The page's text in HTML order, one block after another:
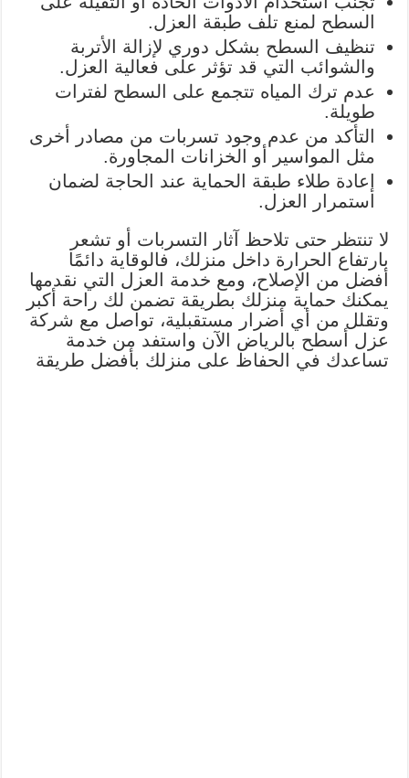
السطح لمنع تلف طبقة العزل.
تنظيف السطح بشكل دوري لإزالة الأتربة
والشوائب التي قد تؤثر على فعالية العزل.
عدم ترك المياه تتجمع على السطح لفترات
طويلة.
التأكد من عدم وجود تسربات من مصادر أخرى
مثل المواسير أو الخزانات المجاورة.
إعادة طلاء طبقة الحماية عند الحاجة لضمان
استمرار العزل.
لا تنتظر حتى تلاحظ آثار التسربات أو تشعر
بارتفاع الحرارة داخل منزلك، فالوقاية دائمًا
أفضل من الإصلاح، ومع خدمة العزل التي نقدمها
يمكنك حماية منزلك بطريقة تضمن لك راحة أكبر
وتقلل من أي أضرار مستقبلية، تواصل مع شركة
عزل أسطح بالرياض الآن واستفد من خدمة
تساعدك في الحفاظ على منزلك بأفضل طريقة